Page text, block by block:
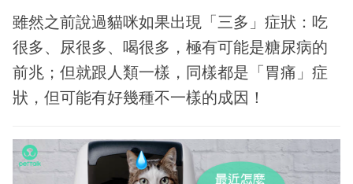
雖然之前說過貓咪如果出現「三多」症狀：吃
很多、尿很多、喝很多，極有可能是糖尿病的
前兆；但就跟人類一樣，同樣都是「胃痛」症
狀，但可能有好幾種不一樣的成因！